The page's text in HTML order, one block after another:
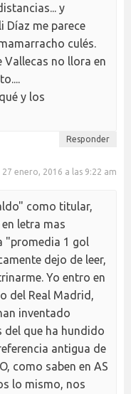
y
Díaz me parece
culés.
Vallecas no llora en
y los
Responder
27 enero, 2016 a las 9:22 am
como titular,
letra mas
"promedia 1 gol
dejo de leer,
Yo entro en
del Real Madrid,
inventado
del que ha hundido
antigua de
como saben en AS
lo mismo, nos